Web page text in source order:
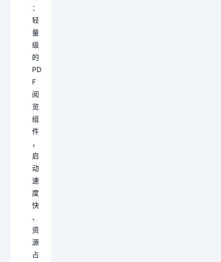
：
轻
量
级
的
PD
F
阅
览
组
件
，
启
动
速
度
快
、
资
源
占